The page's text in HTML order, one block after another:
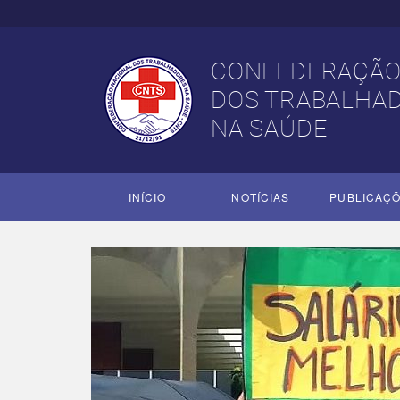
DOS
NA SAÚDE
INÍCIO NOTÍCIAS